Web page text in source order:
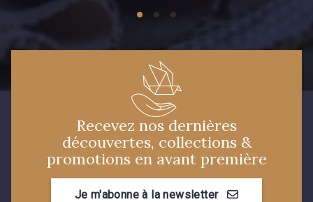
Recevez nos dernières
découvertes, collections &
promotions en avant première
Je m'abonne à la newsletter